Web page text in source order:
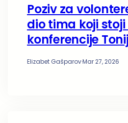
Poziv za
dio tima koji stoji
konferencije
Elizabet Gašparov·Mar 27, 2026